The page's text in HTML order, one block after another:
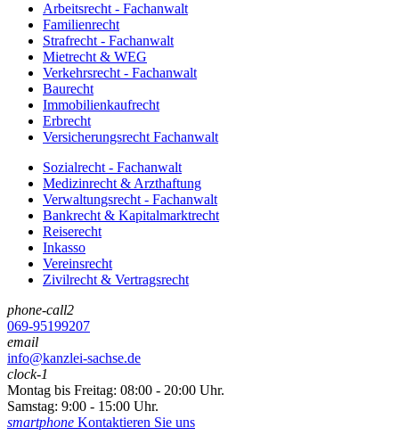
Arbeitsrecht - Fachanwalt
Familienrecht
Strafrecht - Fachanwalt
Mietrecht & WEG
Verkehrsrecht - Fachanwalt
Baurecht
Immobilienkaufrecht
Erbrecht
Versicherungsrecht Fachanwalt
Sozialrecht - Fachanwalt
Medizinrecht & Arzthaftung
Verwaltungsrecht - Fachanwalt
Bankrecht & Kapitalmarktrecht
Reiserecht
Inkasso
Vereinsrecht
Zivilrecht & Vertragsrecht
phone-call2
069-95199207
email
info@kanzlei-sachse.de
clock-1
Montag bis Freitag: 08:00 - 20:00 Uhr.
Samstag: 9:00 - 15:00 Uhr.
smartphone Kontaktieren Sie uns